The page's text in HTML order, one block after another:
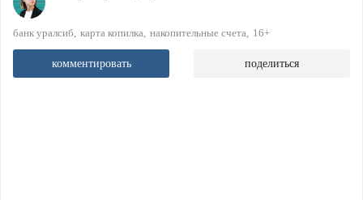
банк уралсиб карта копилка накопительные счета 16+
комментировать поделиться